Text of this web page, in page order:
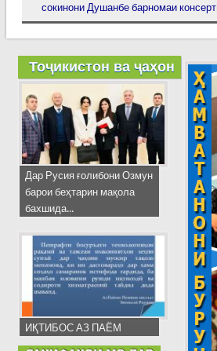
сокинони Душанбе барномаи
Тоҷикистон ва ҷаҳон
Дар Русия ғолибони Озмун
барои беҳтарин мақола
бахшида...
ИҚТИБОС АЗ ПАЁМ